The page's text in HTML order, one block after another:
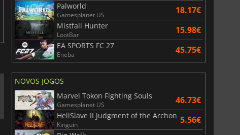
Palworld
Gamesplanet US 18.17€
Mistfall Hunter
LootBar 15.98€
EA SPORTS FC 27
Eneba 45.75€
NOVOS JOGOS
Marvel Tokon Fighting Souls
Gamesplanet US 46.73€
HellSlave II Judgment of the Archon
Kinguin 5.56€